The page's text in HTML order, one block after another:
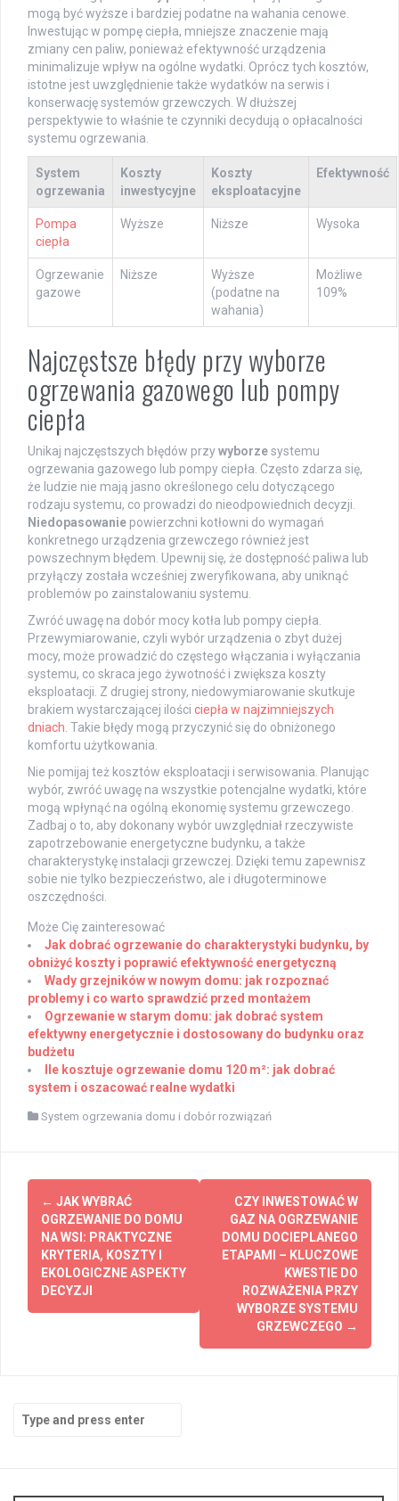
mogą być wyższe i bardziej podatne na wahania cenowe.
Inwestując w pompę ciepła, mniejsze znaczenie mają
zmiany cen paliw, ponieważ efektywność urządzenia
minimalizuje wpływ na ogólne wydatki. Oprócz tych kosztów,
istotne jest uwzględnienie także wydatków na serwis i
konserwację systemów grzewczych. W dłuższej
perspektywie to właśnie te czynniki decydują o opłacalności
systemu ogrzewania.
System
ogrzewania
Koszty
inwestycyjne
Koszty
eksploatacyjne
Efektywność
Pompa
ciepła
Wyższe Niższe Wysoka
Ogrzewanie
gazowe
Niższe
Wyższe
(podatne na
wahania)
Możliwe
109%
Najczęstsze błędy przy wyborze
ogrzewania gazowego lub pompy
ciepła
Unikaj najczęstszych błędów przywyborzesystemu
ogrzewania gazowego lub pompy ciepła. Często zdarza się,
że ludzie nie mają jasno określonego celu dotyczącego
rodzaju systemu, co prowadzi do nieodpowiednich decyzji.
Niedopasowanie powierzchni kotłowni do wymagań
konkretnego urządzenia grzewczego również jest
powszechnym błędem. Upewnij się, że dostępność paliwa lub
przyłączy została wcześniej zweryfikowana, aby uniknąć
problemów po zainstalowaniu systemu.
Zwróć uwagę na dobór mocy kotła lub pompy ciepła.
Przewymiarowanie, czyli wybór urządzenia o zbyt dużej
mocy, może prowadzić do częstego włączania i wyłączania
systemu, co skraca jego żywotność i zwiększa koszty
eksploatacji. Z drugiej strony, niedowymiarowanie skutkuje
brakiem wystarczającej ilości ciepła w najzimniejszych
dniach. Takie błędy mogą przyczynić się do obniżonego
komfortu użytkowania.
Nie pomijaj też kosztów eksploatacji i serwisowania. Planując
wybór, zwróć uwagę na wszystkie potencjalne wydatki, które
mogą wpłynąć na ogólną ekonomię systemu grzewczego.
Zadbaj o to, aby dokonany wybór uwzględniał rzeczywiste
zapotrzebowanie energetyczne budynku, a także
charakterystykę instalacji grzewczej. Dzięki temu zapewnisz
sobie nie tylko bezpieczeństwo, ale i długoterminowe
oszczędności.
Może Cię zainteresować
Jak dobrać ogrzewanie do charakterystyki budynku, by
obniżyć koszty i poprawić efektywność energetyczną
Wady grzejników w nowym domu: jak rozpoznać
problemy i co warto sprawdzić przed montażem
Ogrzewanie w starym domu: jak dobrać system
efektywny energetycznie i dostosowany do budynku oraz
budżetu
Ile kosztuje ogrzewanie domu 120 m²: jak dobrać
system i oszacować realne wydatki
System ogrzewania domu i dobór rozwiązań
Post
navigation
← JAK WYBRAĆ
OGRZEWANIE DO DOMU
NA WSI: PRAKTYCZNE
KRYTERIA, KOSZTY I
EKOLOGICZNE ASPEKTY
DECYZJI
CZY INWESTOWAĆ W
GAZ NA OGRZEWANIE
DOMU DOCIEPLANEGO
ETAPAMI – KLUCZOWE
KWESTIE DO
ROZWAŻENIA PRZY
WYBORZE SYSTEMU
GRZEWCZEGO →
Search
for: